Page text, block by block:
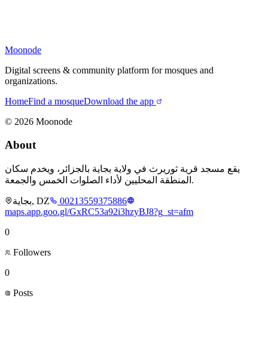
Moonode
Digital screens & community platform for mosques and
organizations.
HomeFind a mosqueDownload the app
© 2026 Moonode
About
يقع مسجد قرية ثوريرث في ولاية بجاية بالجزائر، ويخدم سكان
المنطقة المحليين لأداء الصلوات الخمس والجمعة.
بجاية, DZ
00213559375886
maps.app.goo.gl/GxRC53a92i3hzyBJ8?g_st=afm
0
Followers
0
Posts